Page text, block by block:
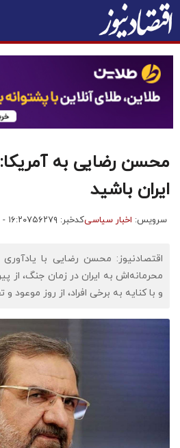
محسن رضایی به
ایران باشید
سرویس: اخبار سیاسیکدخبر: ۷۵۶۲۷۹ ۱۴۰۴/
اقتصادنیوز: محسن رضایی با
محرمانه‌اش به ایران در زمان جنگ، از
و با کنایه به برخی افراد، از روز